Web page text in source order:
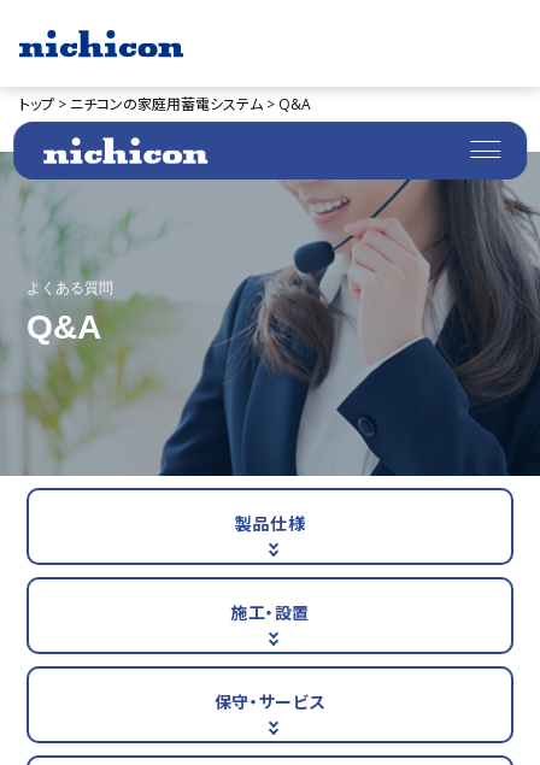
トップ > ニチコンの家庭用蓄電システム > Q&A
よくある質問
Q&A
製品仕様
施工・設置
保守・サービス